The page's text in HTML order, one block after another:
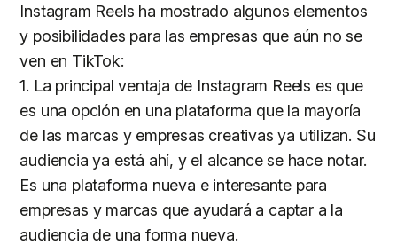
Instagram Reels ha mostrado algunos elementos
y posibilidades para las empresas que aún no se
ven en TikTok:
1. La principal ventaja de Instagram Reels es que
es una opción en una plataforma que la mayoría
de las marcas y empresas creativas ya utilizan. Su
audiencia ya está ahí, y el alcance se hace notar.
Es una plataforma nueva e interesante para
empresas y marcas que ayudará a captar a la
audiencia de una forma nueva.